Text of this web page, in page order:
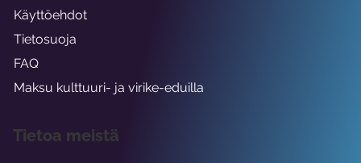
Käyttöehdot
Tietosuoja
FAQ
Maksu kulttuuri- ja virike-eduilla
Tietoa meistä